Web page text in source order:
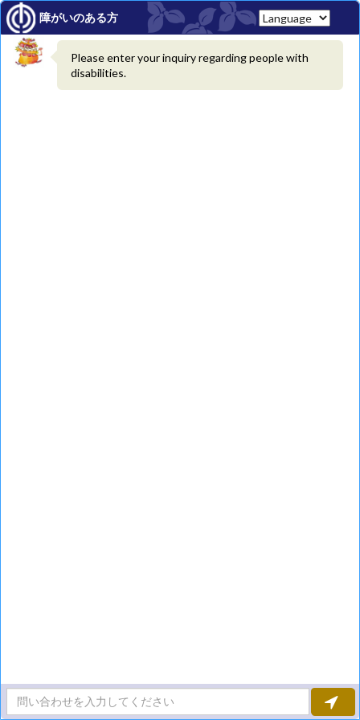
しばらく待ってもチャットボットが表示されない場合、
管理者へお問い合わせください。